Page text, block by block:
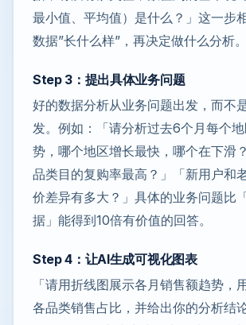
最小值、平均值）是什么？」这一步
数据”长什么样”，再决定做什么分析。
Step 3：提出具体业务问题
好的数据分析从业务问题出发，而不
发。例如：「请分析过去6个月每个
势，哪个地区增长最快，哪个在下滑
品类目的复购率最高？」「新用户和
价差异有多大？」具体的业务问题比
据」能得到10倍有价值的回答。
Step 4：让AI生成可视化图表
「请用折线图展示各月销售额趋势，
各品类销售占比，并给出你的分析结论